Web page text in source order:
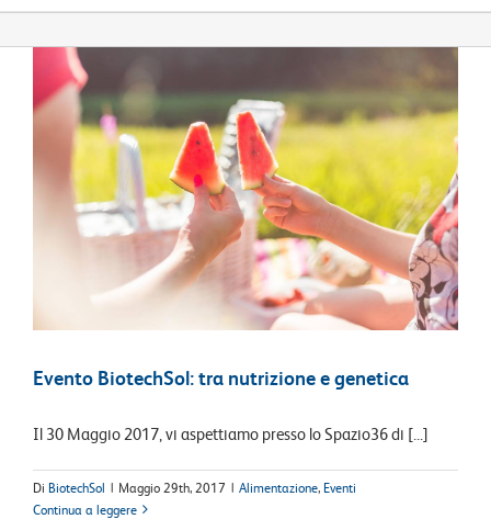
Evento BiotechSol: tra nutrizione e genetica
Il 30 Maggio 2017, vi aspettiamo presso lo Spazio36 di [...]
Di BiotechSol | Maggio 29th, 2017 | Alimentazione, Eventi
Continua a leggere